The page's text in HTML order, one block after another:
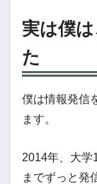
実は僕
た
僕は情報発信
ます。
2014年、大学
までずっと発